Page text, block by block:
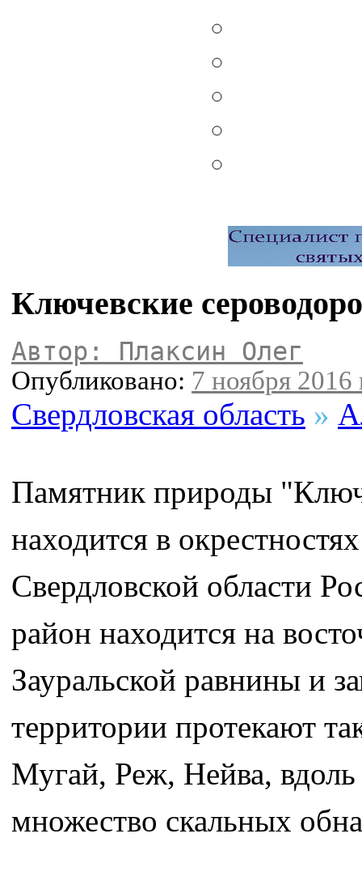
Ключевские
Автор: Плаксин Олег
Опубликовано: 7 ноября 2016
Свердловская область »
Памятник природы
находится в
Свердловской области
район находится на
Зауральской равнины и
территории протекают
Мугай, Реж, Нейва, вдоль
множество скальных